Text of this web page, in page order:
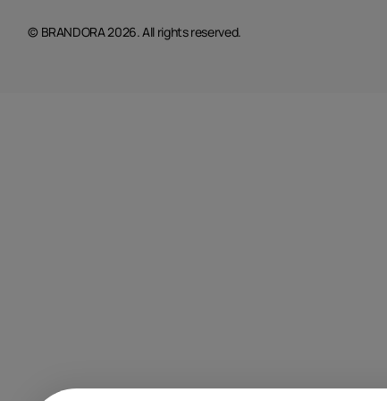
© BRANDORA 2026. All rights reserved.